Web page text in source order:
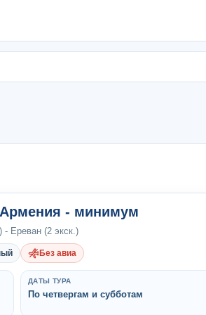
Армения - минимум
- Ереван (2 экск.)
Без авиа
ДАТЫ ТУРА
По четвергам и субботам